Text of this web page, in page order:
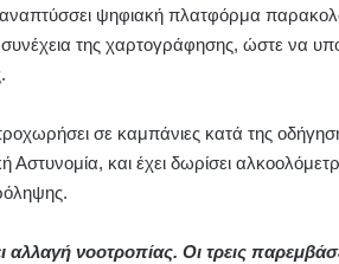
ψηφιακή πλατφόρμα
της χαρτογράφησης, ώστε να
σε καμπάνιες κατά της
Αστυνομία, και έχει δωρίσει
αλλαγή νοοτροπίας. Οι τρεις